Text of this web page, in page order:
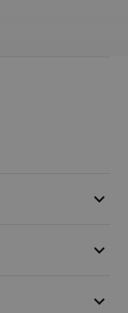
keyboard_arrow_down
keyboard_arrow_down
keyboard_arrow_down